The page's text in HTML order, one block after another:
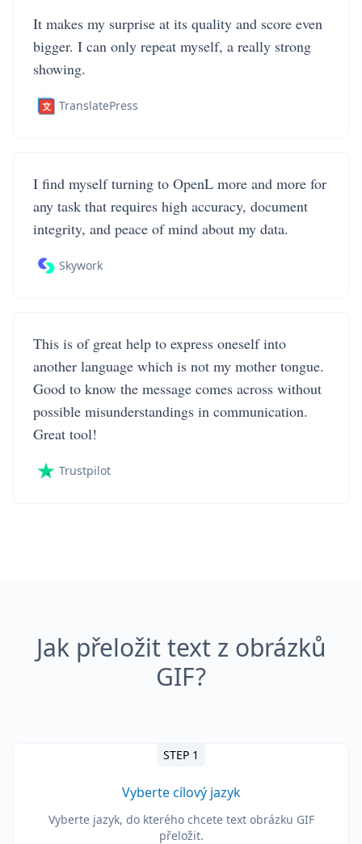
It makes my surprise at its quality and score even
bigger. I can only repeat myself, a really strong
showing.
TranslatePress
I find myself turning to OpenL more and more for
any task that requires high accuracy, document
integrity, and peace of mind about my data.
Skywork
This is of great help to express oneself into
another language which is not my mother tongue.
Good to know the message comes across without
possible misunderstandings in communication.
Great tool!
Trustpilot
Jak přeložit text z obrázků
GIF?
STEP 1
Vyberte cílový jazyk
Vyberte jazyk, do kterého chcete text obrázku GIF
přeložit.